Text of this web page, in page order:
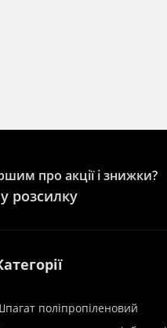
про акції і знижки?
розсилку
поліпропіленовий